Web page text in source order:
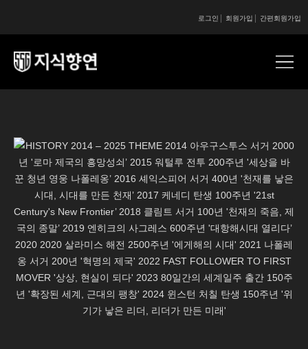
간편회원가입
회원가입
로그인